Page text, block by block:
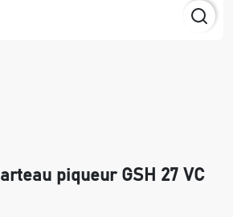
piqueur GSH 27 VC